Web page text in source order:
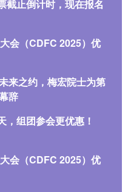
截止倒计时，现在报名
会（CDFC 2025）优
来之约，梅宏院士为第
辞
组团参会更优惠！
会（CDFC 2025）优